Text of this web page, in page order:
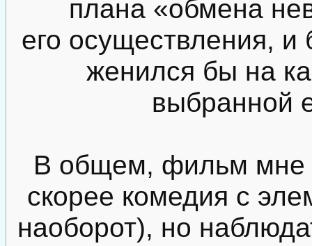
плана «обмена
его осуществления, и
женился бы на
выбранной
В общем, фильм мне
скорее комедия с
наоборот), но